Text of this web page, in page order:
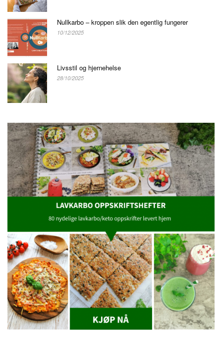
Nullkarbo – kroppen slik den egentlig fungerer
10/12/2025
Livsstil og hjernehelse
28/10/2025